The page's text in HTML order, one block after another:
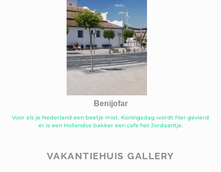
Benijofar
Voor als je Nederland een beetje mist. Koningsdag wordt hier gevierd
er is een Hollandse bakker een cafe het Jordaantje.
VAKANTIEHUIS GALLERY